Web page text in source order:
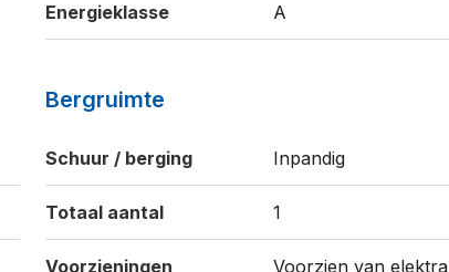
Energieklasse A
Bergruimte
Schuur / berging Inpandig
Totaal aantal 1
Voorzieningen Voorzien van elektra